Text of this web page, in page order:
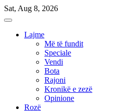
Skip
to
Sat, Aug 8, 2026
Lajme
Më të fundit
Speciale
Vendi
Bota
Rajoni
Kronikë e zezë
Opinione
Rozë